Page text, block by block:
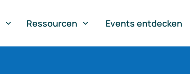
Ressourcen Events entdecken